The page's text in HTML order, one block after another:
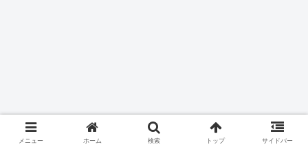
メニュー ホーム 検索 トップ サイドバー